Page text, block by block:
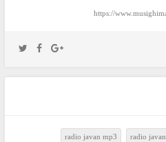
https://
radio javan
radio javan mp3